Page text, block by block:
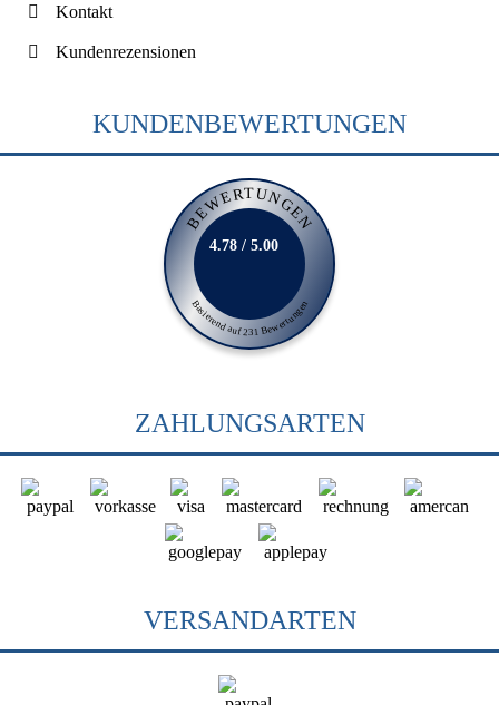
Kontakt
Kundenrezensionen
KUNDENBEWERTUNGEN
BEWERTUNGEN
Basierend auf 231 Bewertungen
4.78 / 5.00
ZAHLUNGSARTEN
VERSANDARTEN